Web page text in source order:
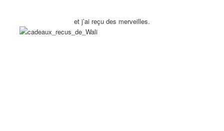
et j’ai reçu des merveilles.